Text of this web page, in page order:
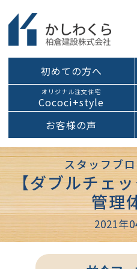
初めての方へ
オリジナル注文住宅
Cococi+style
お客様の声
スタッフブ
【ダブルチェ
管理
2021年